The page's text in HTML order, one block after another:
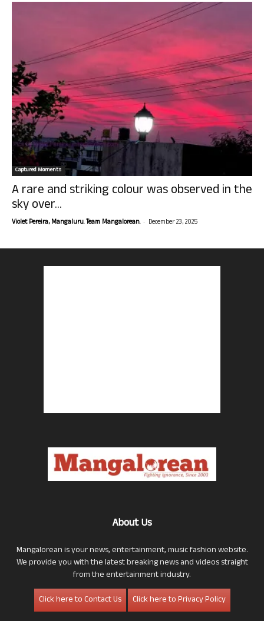
Captured Moments
A rare and striking colour was observed in the
sky over...
Violet Pereira, Mangaluru. Team Mangalorean. - December 23, 2025
About Us
Mangalorean is your news, entertainment, music fashion website.
We provide you with the latest breaking news and videos straight
from the entertainment industry.
Click here to Contact Us
Click here to Privacy Policy